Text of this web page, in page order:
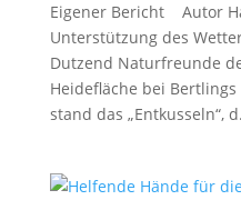
Eigener Bericht Autor
Unterstützung des
Dutzend Naturfreunde
Heidefläche bei
stand das „Entkusseln“,